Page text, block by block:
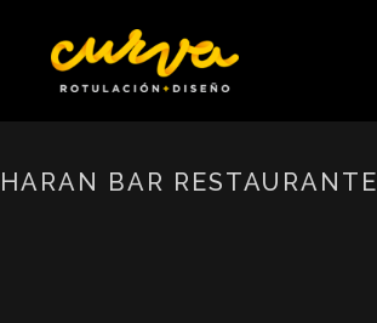
HARAN BAR RESTAURANTE